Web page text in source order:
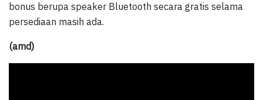
bonus berupa speaker Bluetooth secara gratis selama
persediaan masih ada.
(amd)